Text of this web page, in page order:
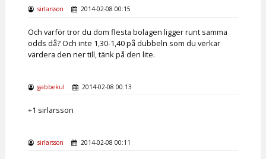
sirlarsson 2014-02-08 00:15
Och varför tror du dom flesta bolagen ligger runt samma
odds då? Och inte 1,30-1,40 på dubbeln som du verkar
värdera den ner till, tänk på den lite.
gabbekul 2014-02-08 00:13
+1 sirlarsson
sirlarsson 2014-02-08 00:11